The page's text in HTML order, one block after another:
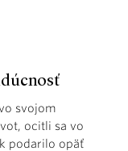
svojom
ocitli sa vo
podarilo opäť